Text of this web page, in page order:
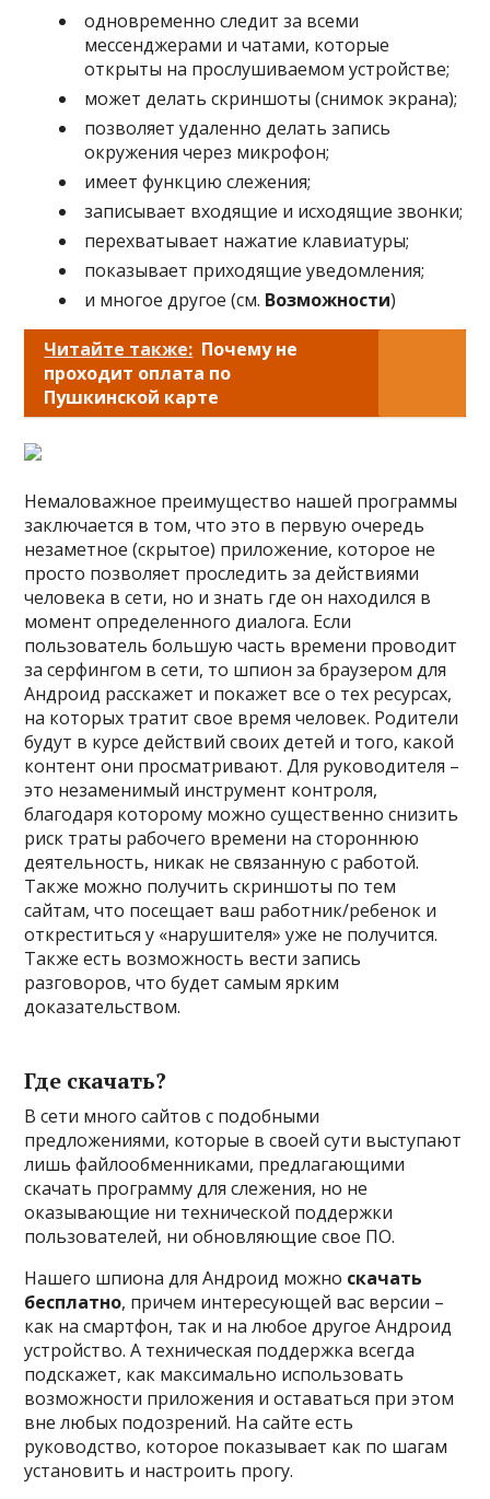
одновременно следит за всеми
мессенджерами и чатами, которые
открыты на прослушиваемом устройстве;
может делать скриншоты (снимок экрана);
позволяет удаленно делать запись
окружения через микрофон;
имеет функцию слежения;
записывает входящие и исходящие звонки;
перехватывает нажатие клавиатуры;
показывает приходящие уведомления;
и многое другое (см. Возможности)
Читайте также: Почему не
проходит оплата по
Пушкинской карте
Немаловажное преимущество нашей программы
заключается в том, что это в первую очередь
незаметное (скрытое) приложение, которое не
просто позволяет проследить за действиями
человека в сети, но и знать где он находился в
момент определенного диалога. Если
пользователь большую часть времени проводит
за серфингом в сети, то шпион за браузером для
Андроид расскажет и покажет все о тех ресурсах,
на которых тратит свое время человек. Родители
будут в курсе действий своих детей и того, какой
контент они просматривают. Для руководителя –
это незаменимый инструмент контроля,
благодаря которому можно существенно снизить
риск траты рабочего времени на стороннюю
деятельность, никак не связанную с работой.
Также можно получить скриншоты по тем
сайтам, что посещает ваш работник/ребенок и
откреститься у «нарушителя» уже не получится.
Также есть возможность вести запись
разговоров, что будет самым ярким
доказательством.
Где скачать?
В сети много сайтов с подобными
предложениями, которые в своей сути выступают
лишь файлообменниками, предлагающими
скачать программу для слежения, но не
оказывающие ни технической поддержки
пользователей, ни обновляющие свое ПО.
Нашего шпиона для Андроид можно скачать
бесплатно, причем интересующей вас версии –
как на смартфон, так и на любое другое Андроид
устройство. А техническая поддержка всегда
подскажет, как максимально использовать
возможности приложения и оставаться при этом
вне любых подозрений. На сайте есть
руководство, которое показывает как по шагам
установить и настроить прогу.